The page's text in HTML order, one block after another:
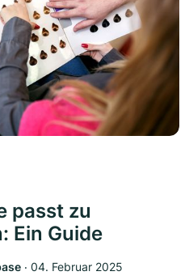
passt zu
Ein Guide
‧ 04. Februar 2025